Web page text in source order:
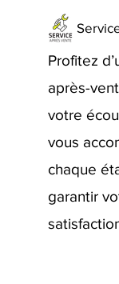
Service
Profitez
après-
votre
vous
chaque
garantir